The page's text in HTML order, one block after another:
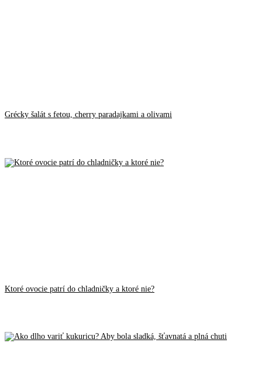
Grécky šalát s fetou, cherry paradajkami a olivami
Ktoré ovocie patrí do chladničky a ktoré nie?